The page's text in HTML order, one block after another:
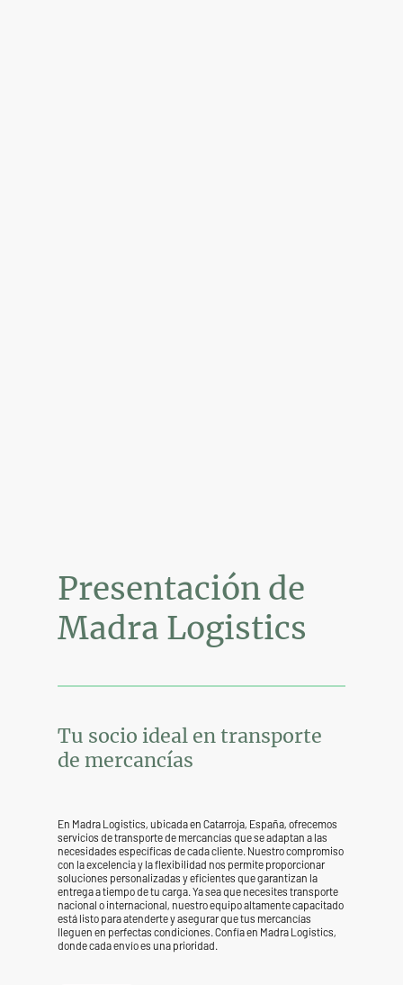
Presentación de
Madra Logistics
Tu socio ideal en transporte
de mercancías
En Madra Logistics, ubicada en Catarroja, España, ofrecemos
servicios de transporte de mercancías que se adaptan a las
necesidades específicas de cada cliente. Nuestro compromiso
con la excelencia y la flexibilidad nos permite proporcionar
soluciones personalizadas y eficientes que garantizan la
entrega a tiempo de tu carga. Ya sea que necesites transporte
nacional o internacional, nuestro equipo altamente capacitado
está listo para atenderte y asegurar que tus mercancías
lleguen en perfectas condiciones. Confía en Madra Logistics,
donde cada envío es una prioridad.